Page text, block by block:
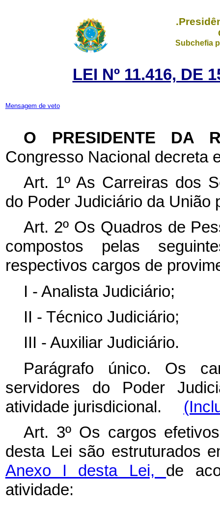
Subchefia
LEI Nº 11.416, DE
Mensagem de veto
O PRESIDENTE DA
Congresso Nacional decreta
Art. 1º As Carreiras dos
do Poder Judiciário da União
Art. 2º Os Quadros de
compostos pelas
respectivos cargos de
I - Analista Judiciário;
II - Técnico Judiciário;
III - Auxiliar Judiciário.
Parágrafo único. Os
servidores do Poder
atividade jurisdicional.
Art. 3º Os cargos
desta Lei são estruturados
Anexo I desta Lei, de
atividade: